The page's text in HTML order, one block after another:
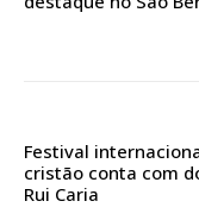
Edição em
Acesso aos
assinantes
Festival
cristão conta com
Rui Caria